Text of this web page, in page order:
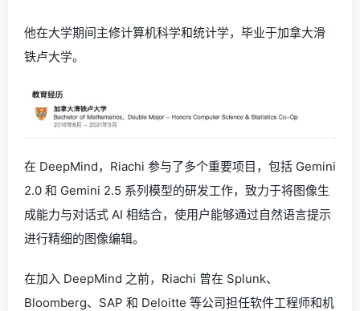
他在大学期间主修计算机科学和统计学，毕业于加拿大滑
铁卢大学。
在 DeepMind，Riachi 参与了多个重要项目，包括 Gemini
2.0 和 Gemini 2.5 系列模型的研发工作，致力于将图像生
成能力与对话式 AI 相结合，使用户能够通过自然语言提示
进行精细的图像编辑。
在加入 DeepMind 之前，Riachi 曾在 Splunk、
Bloomberg、SAP 和 Deloitte 等公司担任软件工程师和机